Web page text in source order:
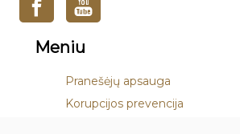
Meniu
Pranešėjų apsauga
Korupcijos prevencija